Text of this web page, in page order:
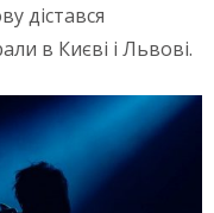
дістався
в Києві і Львові.